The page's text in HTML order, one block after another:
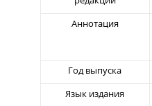
Аннотация
Год выпуска
Язык издания